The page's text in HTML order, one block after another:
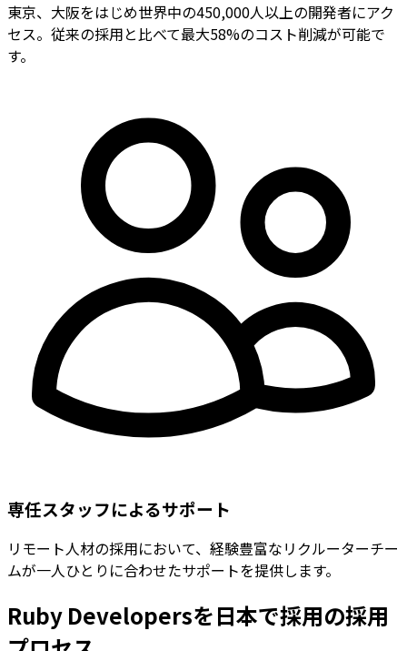
東京、大阪をはじめ世界中の450,000人以上の開発者にアク
セス。従来の採用と比べて最大58%のコスト削減が可能で
す。
専任スタッフによるサポート
リモート人材の採用において、経験豊富なリクルーターチー
ムが一人ひとりに合わせたサポートを提供します。
Ruby Developersを日本で採用の採用